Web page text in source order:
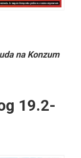
na Konzum
19.2-